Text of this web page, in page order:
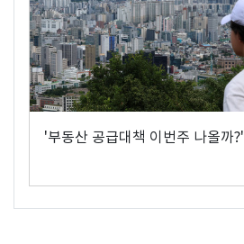
'부동산 공급대책 이번주 나올까?'